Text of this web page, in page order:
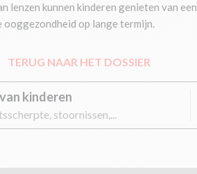
lenzen kunnen kinderen genieten van een
op lange termijn.
TERUG NAAR HET DOSSIER
kinderen
stoornissen,...